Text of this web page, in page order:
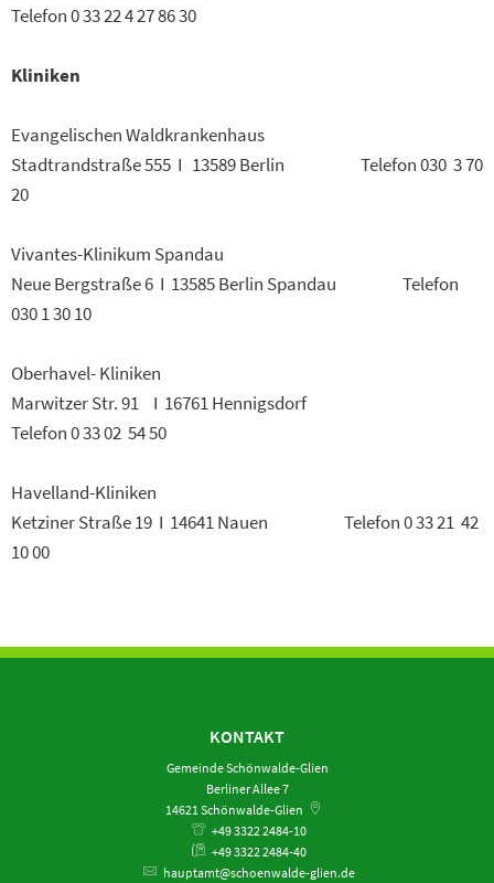
Telefon 0 33 22 4 27 86 30
Kliniken
Evangelischen Waldkrankenhaus
Stadtrandstraße 555 I 13589 Berlin Telefon 030 3 70
20
Vivantes-Klinikum Spandau
Neue Bergstraße 6 I 13585 Berlin Spandau Telefon
030 1 30 10
Oberhavel- Kliniken
Marwitzer Str. 91 I 16761 Hennigsdorf
Telefon 0 33 02 54 50
Havelland-Kliniken
Ketziner Straße 19 I 14641 Nauen Telefon 0 33 21 42
10 00
KONTAKT
Gemeinde Schönwalde-Glien
Berliner Allee 7
14621Schönwalde-Glien
+49 3322 2484-10
+49 3322 2484-40
hauptamt@schoenwalde-glien.de